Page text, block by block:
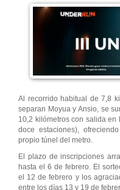
Al recorrido habitual de 7,8
separan Moyua y Ansio, se
10,2 kilómetros con salida en
doce estaciones),
propio túnel del metro.
El plazo de inscripciones
hasta el 6 de febrero. El
el 12 de febrero y los
entre los días 13 y 19 de